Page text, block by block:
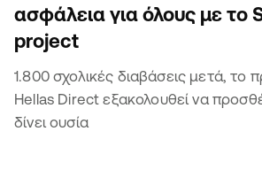
ασφάλεια για όλους με το
project
1.800 σχολικές διαβάσεις μετά, το
Hellas Direct εξακολουθεί να
δίνει ουσία